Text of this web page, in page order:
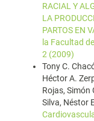
RACIAL Y
LA
PARTOS EN
la Facultad
2 (2009)
Tony C.
Héctor A.
Rojas, Simón
Silva, Néstor